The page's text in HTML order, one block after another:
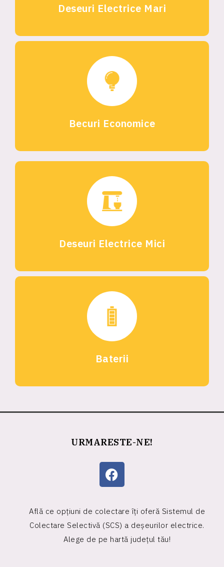
Deseuri Electrice Mari
Becuri Economice
Deseuri Electrice Mici
Baterii
URMARESTE-NE!
Află ce opțiuni de colectare îți oferă Sistemul de
Colectare Selectivă (SCS) a deșeurilor electrice.
Alege de pe hartă județul tău!